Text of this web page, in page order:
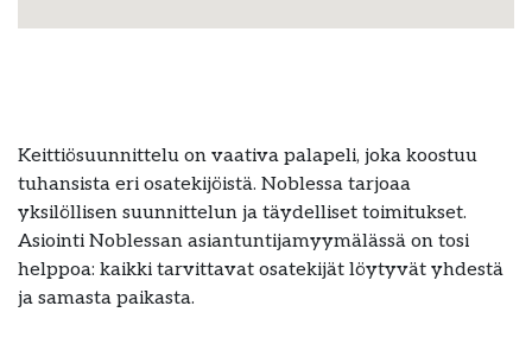
Keittiösuunnittelu on vaativa palapeli, joka koostuu
tuhansista eri osatekijöistä. Noblessa tarjoaa
yksilöllisen suunnittelun ja täydelliset toimitukset.
Asiointi Noblessan asiantuntijamyymälässä on tosi
helppoa: kaikki tarvittavat osatekijät löytyvät yhdestä
ja samasta paikasta.